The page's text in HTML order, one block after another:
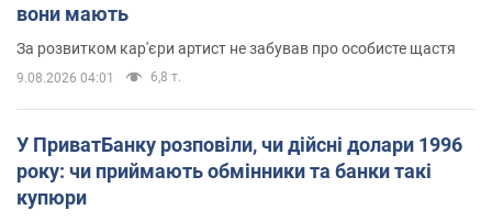
вони мають
За розвитком кар'єри артист не забував про особисте щастя
9.08.2026 04:01 6,8 т.
У ПриватБанку розповіли, чи дійсні долари 1996
року: чи приймають обмінники та банки такі
купюри